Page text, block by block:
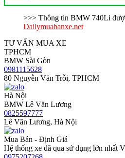
>>> Thông tin BMW 740Li
Dailymuabanxe.net
TƯ VẤN MUA XE
TPHCM
BMW Sài Gòn
0981115628
80 Nguyễn Văn Trỗi, TPHCM
Hà Nội
BMW Lê Văn Lương
0825597777
Lê Văn Lương, Hà Nội
Mua Bán - Định Giá
Hệ thống xe đã qua sử dụng lớn nhất